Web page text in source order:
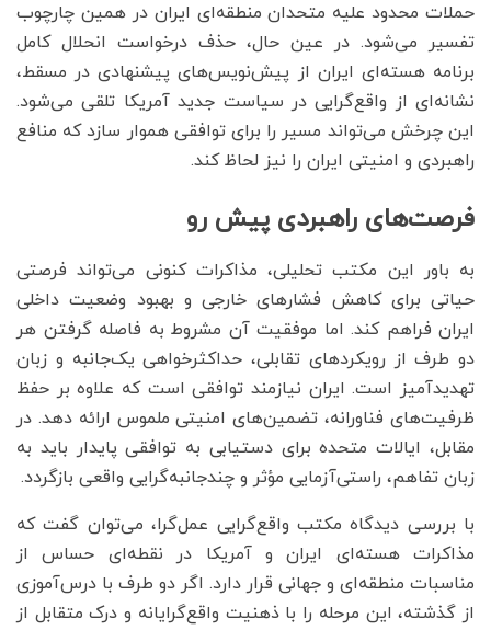
حملات محدود علیه متحدان منطقه‌ای ایران در همین چارچوب
تفسیر می‌شود. در عین حال، حذف درخواست انحلال کامل
برنامه هسته‌ای ایران از پیش‌نویس‌های پیشنهادی در مسقط،
نشانه‌ای از واقع‌گرایی در سیاست جدید آمریکا تلقی می‌شود.
این چرخش می‌تواند مسیر را برای توافقی هموار سازد که منافع
راهبردی و امنیتی ایران را نیز لحاظ کند.
فرصت‌های راهبردی پیش رو
به باور این مکتب تحلیلی، مذاکرات کنونی می‌تواند فرصتی
حیاتی برای کاهش فشارهای خارجی و بهبود وضعیت داخلی
ایران فراهم کند. اما موفقیت آن مشروط به فاصله گرفتن هر
دو طرف از رویکردهای تقابلی، حداکثرخواهی یک‌جانبه و زبان
تهدیدآمیز است. ایران نیازمند توافقی است که علاوه بر حفظ
ظرفیت‌های فناورانه، تضمین‌های امنیتی ملموس ارائه دهد. در
مقابل، ایالات متحده برای دستیابی به توافقی پایدار باید به
زبان تفاهم، راستی‌آزمایی مؤثر و چندجانبه‌گرایی واقعی بازگردد.
با بررسی دیدگاه مکتب واقع‌گرایی عمل‌گرا، می‌توان گفت که
مذاکرات هسته‌ای ایران و آمریکا در نقطه‌ای حساس از
مناسبات منطقه‌ای و جهانی قرار دارد. اگر دو طرف با درس‌آموزی
از گذشته، این مرحله را با ذهنیت واقع‌گرایانه و درک متقابل از